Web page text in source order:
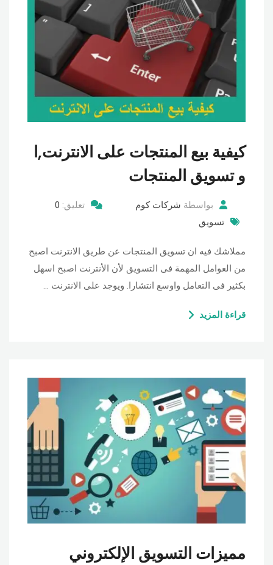
كيفية بيع المنتجات على الانترنت,ا
و تسويق المنتجات
بواسطة شركات كوم تعليق: 0
تسويق
مملاشك فيه ان تسويق المنتجات عن طريق الانترنت اصبح
من العوامل المهمة فى التسويق لأن الأنترنت اصبح اسهل
بكثير فى التعامل واوسع انتشارا. ويوجد على الانترنت …
قراءة المزيد
مميزات التسويق الإلكتروني